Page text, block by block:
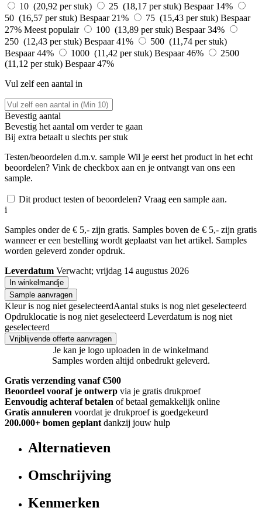
10 (20,92 per stuk)
25 (18,17 per stuk) Bespaar 14%
50 (16,57 per stuk) Bespaar 21% 75 (15,43 per stuk) Bespaar
27% Meest populair 100 (13,89 per stuk) Bespaar 34%
250 (12,43 per stuk) Bespaar 41%
500 (11,74 per stuk)
Bespaar 44%
1000 (11,42 per stuk) Bespaar 46%
2500
(11,12 per stuk) Bespaar 47%
Vul zelf een aantal in
Bevestig aantal
Bevestig het aantal om verder te gaan
Bij extra betaalt u slechts per stuk
Testen/beoordelen d.m.v. sample Wil je eerst het product in het echt
beoordelen? Vink de checkbox aan en je ontvangt van ons een
sample.
Dit product testen of beoordelen? Vraag een sample aan.
i
Samples onder de € 5,- zijn gratis. Samples boven de € 5,- zijn gratis
wanneer er een bestelling wordt geplaatst van het artikel. Samples
worden geleverd zonder opdruk.
Leverdatum Verwacht; vrijdag 14 augustus 2026
In winkelmandje
Sample aanvragen
Kleur is nog niet geselecteerdAantal stuks is nog niet geselecteerd
Opdruklocatie is nog niet geselecteerd Leverdatum is nog niet
geselecteerd
Vrijblijvende offerte aanvragen
Je kan je logo uploaden in de winkelmand
Samples worden altijd onbedrukt geleverd.
Gratis verzending vanaf €500
Beoordeel vooraf je ontwerp via je gratis drukproef
Eenvoudig achteraf betalen of betaal gemakkelijk online
Gratis annuleren voordat je drukproef is goedgekeurd
200.000+ bomen geplant dankzij jouw hulp
Alternatieven
Omschrijving
Kenmerken